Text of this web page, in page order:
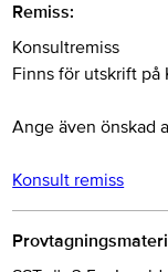
Remiss:
Konsultremiss
Finns för utskrift på
Ange även önskad
Konsult remiss